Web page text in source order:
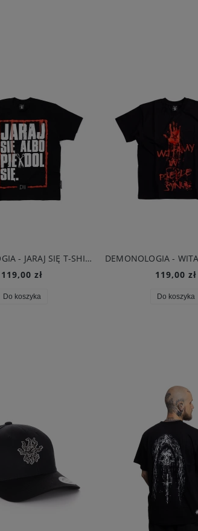
DEMONOLOGIA - JARAJ SIĘ T-SHIRT CZARNY
119,00 zł
Do koszyka
119,00 zł
Do koszyka